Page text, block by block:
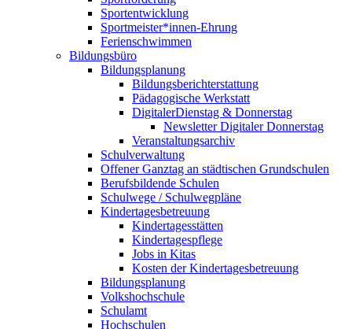
Sportentwicklung
Sportmeister*innen-Ehrung
Ferienschwimmen
Bildungsbüro
Bildungsplanung
Bildungsberichterstattung
Pädagogische Werkstatt
DigitalerDienstag & Donnerstag
Newsletter Digitaler Donnerstag
Veranstaltungsarchiv
Schulverwaltung
Offener Ganztag an städtischen Grundschulen
Berufsbildende Schulen
Schulwege / Schulwegpläne
Kindertagesbetreuung
Kindertagesstätten
Kindertagespflege
Jobs in Kitas
Kosten der Kindertagesbetreuung
Bildungsplanung
Volkshochschule
Schulamt
Hochschulen